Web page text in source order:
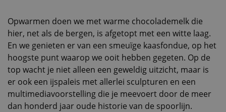
Opwarmen doen we met warme chocolademelk die
hier, net als de bergen, is afgetopt met een witte laag.
En we genieten er van een smeuïge kaasfondue, op het
hoogste punt waarop we ooit hebben gegeten. Op de
top wacht je niet alleen een geweldig uitzicht, maar is
er ook een ijspaleis met allerlei sculpturen en een
multimediavoorstelling die je meevoert door de meer
dan honderd jaar oude historie van de spoorlijn.